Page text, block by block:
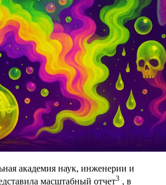
академия наук, инженерии и
масштабный отчет3 , в